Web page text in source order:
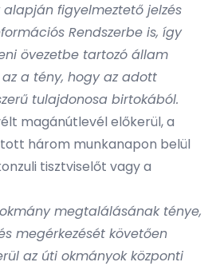
figyelmeztető jelzés
Rendszerbe is, így
övezetbe tartozó állam
a tény, hogy az adott
tulajdonosa birtokából.
magánútlevél előkerül, a
három munkanapon belül
tisztviselőt vagy a
megtalálásának ténye,
megérkezését követően
az úti okmányok központi